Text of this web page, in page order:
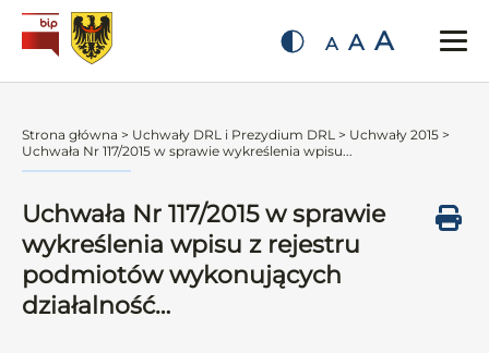
A A A
Strona główna > Uchwały DRL i Prezydium DRL > Uchwały 2015 >
Uchwała Nr 117/2015 w sprawie wykreślenia wpisu...
Uchwała Nr 117/2015 w sprawie
wykreślenia wpisu z rejestru
podmiotów wykonujących
działalność…